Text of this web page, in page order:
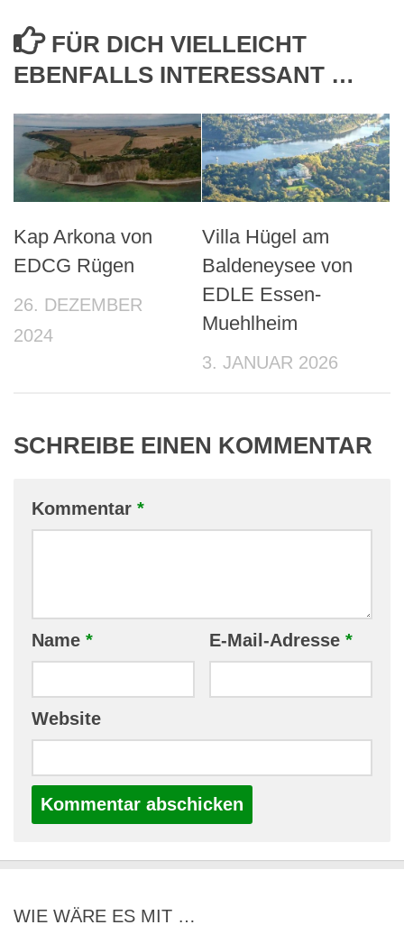
FÜR DICH VIELLEICHT
EBENFALLS INTERESSANT …
Kap Arkona von
EDCG Rügen
26. DEZEMBER
2024
Villa Hügel am
Baldeneysee von
EDLE Essen-
Muehlheim
3. JANUAR 2026
SCHREIBE EINEN KOMMENTAR
Kommentar *
Name * E-Mail-Adresse *
Website
WIE WÄRE ES MIT …